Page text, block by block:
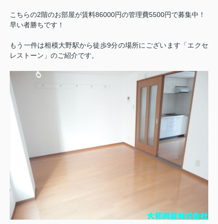
こちらの2階のお部屋が賃料86000円の管理費5500円で募集中！
早い者勝ちです！
もう一件は相模大野駅から徒歩9分の場所にございます「エクセ
レストーン」のご紹介です。